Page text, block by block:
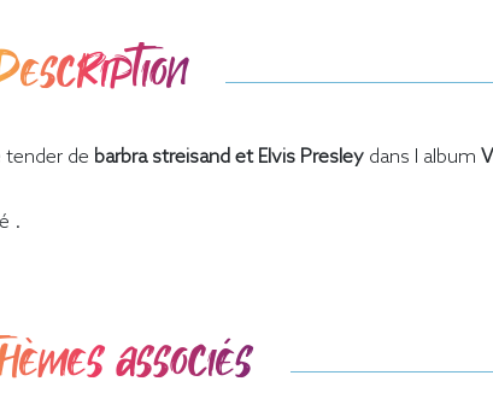
tender de barbra streisand et Elvis Presley dans l album
.
associés